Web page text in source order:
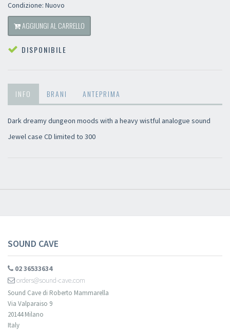
Condizione: Nuovo
AGGIUNGI AL CARRELLO
DISPONIBILE
INFO BRANI ANTEPRIMA
Dark dreamy dungeon moods with a heavy wistful analogue sound
Jewel case CD limited to 300
SOUND CAVE
02 36533634
orders@sound-cave.com
Sound Cave di Roberto Mammarella
Via Valparaiso 9
20144 Milano
Italy
×
Newsletter